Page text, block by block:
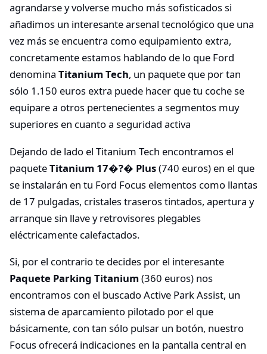
agrandarse y volverse mucho más sofisticados si
añadimos un interesante arsenal tecnológico que una
vez más se encuentra como equipamiento extra,
concretamente estamos hablando de lo que Ford
denomina Titanium Tech, un paquete que por tan
sólo 1.150 euros extra puede hacer que tu coche se
equipare a otros pertenecientes a segmentos muy
superiores en cuanto a seguridad activa
Dejando de lado el Titanium Tech encontramos el
paqueteTitanium 17�?� Plus(740 euros) en el que
se instalarán en tu Ford Focus elementos como llantas
de 17 pulgadas, cristales traseros tintados, apertura y
arranque sin llave y retrovisores plegables
eléctricamente calefactados.
Si, por el contrario te decides por el interesante
Paquete Parking Titanium (360 euros) nos
encontramos con el buscado Active Park Assist, un
sistema de aparcamiento pilotado por el que
básicamente, con tan sólo pulsar un botón, nuestro
Focus ofrecerá indicaciones en la pantalla central en